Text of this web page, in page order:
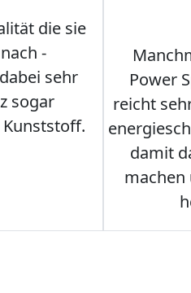
die sie
-
sehr
sogar
Power
reicht
damit